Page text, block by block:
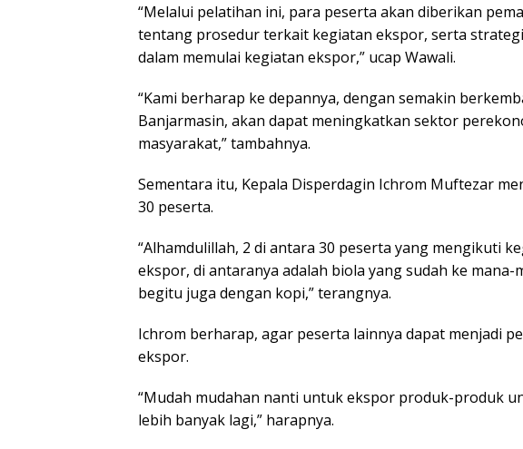
“Melalui pelatihan ini, para peserta akan diberikan
tentang prosedur terkait kegiatan ekspor, serta
dalam memulai kegiatan ekspor,” ucap Wawali.
“Kami berharap ke depannya, dengan semakin
Banjarmasin, akan dapat meningkatkan sektor
masyarakat,” tambahnya.
Sementara itu, Kepala Disperdagin Ichrom Muftezar
30 peserta.
“Alhamdulillah, 2 di antara 30 peserta yang mengikuti
ekspor, di antaranya adalah biola yang sudah ke
begitu juga dengan kopi,” terangnya.
Ichrom berharap, agar peserta lainnya dapat menjadi
ekspor.
“Mudah mudahan nanti untuk ekspor produk-produk
lebih banyak lagi,” harapnya.